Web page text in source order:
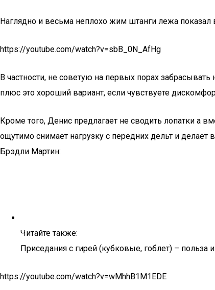
Наглядно и весьма неплохо жим штанги лежа
https://youtube.com/watch?v=sbB_0N_AfHg
В частности, не советую на первых порах
плюс это хороший вариант, если чувствуете
Кроме того, Денис предлагает не сводить лопатки а
ощутимо снимает нагрузку с передних дельт и
Брэдли Мартин:
Читайте также:
Приседания с гирей (кубковые, гоблет) – польза
https://youtube.com/watch?v=wMhhB1M1EDE